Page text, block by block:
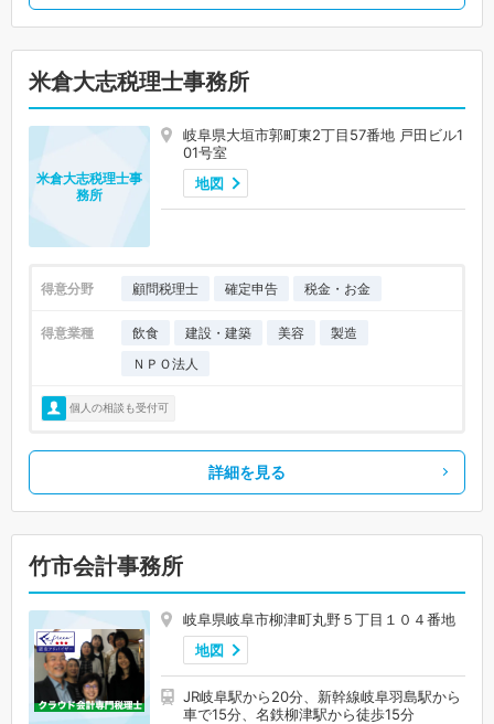
米倉大志税理士事務所
岐阜県大垣市郭町東2丁目57番地 戸田ビル1
01号室
地図
米倉大志税理士事
務所
得意分野 顧問税理士 確定申告 税金・お金
得意業種 飲食 建設・建築 美容
製造
ＮＰＯ法人
個人の相談も受付可
詳細を見る
竹市会計事務所
岐阜県岐阜市柳津町丸野５丁目１０４番地
地図
JR岐阜駅から20分、新幹線岐阜羽島駅から
車で15分、名鉄柳津駅から徒歩15分